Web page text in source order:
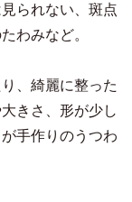
られない、斑点
わみなど。
、綺麗に整った
きさ、形が少し
手作りのうつわ